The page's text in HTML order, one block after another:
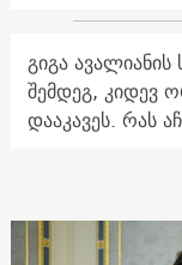
გიგა
შემდეგ, კიდევ
დააკავეს. რას